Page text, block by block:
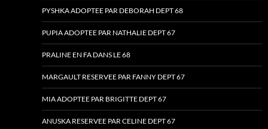
PYSHKA ADOPTEE PAR DEBORAH DEPT 68
PUPIA ADOPTEE PAR NATHALIE DEPT 67
PRALINE EN FA DANS LE 68
MARGAULT RESERVEE PAR FANNY DEPT 67
MIA ADOPTEE PAR BRIGITTE DEPT 67
ANUSKA RESERVEE PAR CELINE DEPT 67